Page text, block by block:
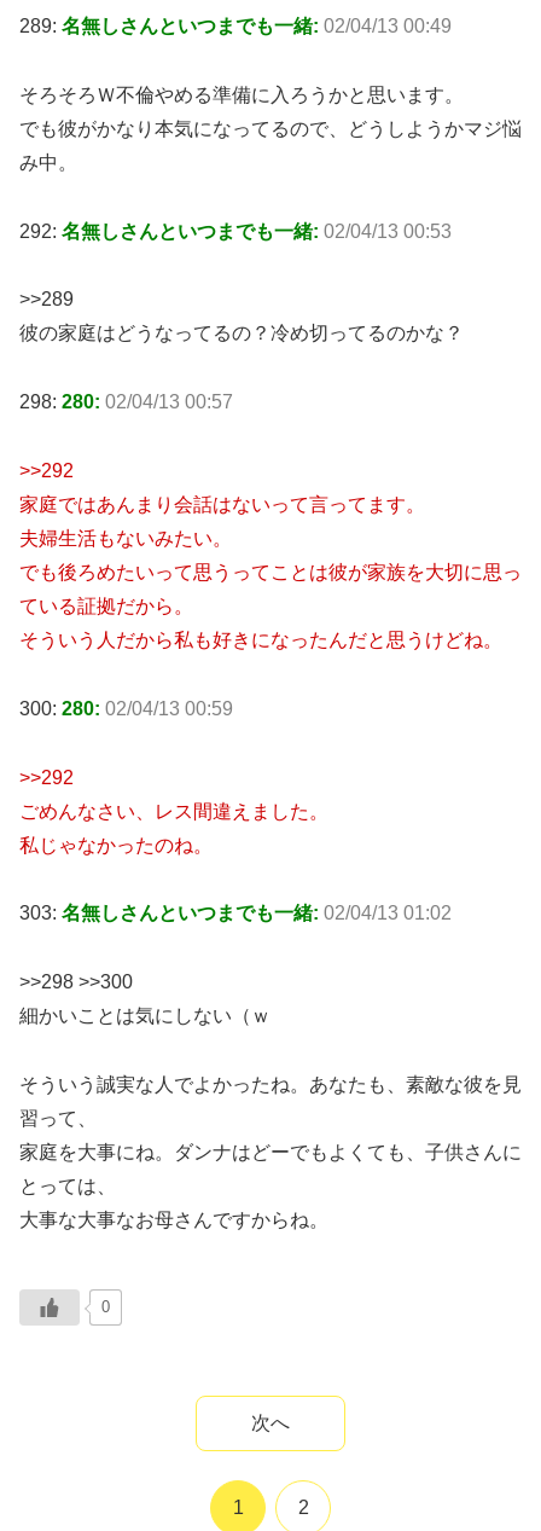
289: 名無しさんといつまでも一緒: 02/04/13 00:49
そろそろＷ不倫やめる準備に入ろうかと思います。
でも彼がかなり本気になってるので、どうしようかマジ悩
み中。
292: 名無しさんといつまでも一緒: 02/04/13 00:53
>>289
彼の家庭はどうなってるの？冷め切ってるのかな？
298: 280: 02/04/13 00:57
>>292
家庭ではあんまり会話はないって言ってます。
夫婦生活もないみたい。
でも後ろめたいって思うってことは彼が家族を大切に思っ
ている証拠だから。
そういう人だから私も好きになったんだと思うけどね。
300: 280: 02/04/13 00:59
>>292
ごめんなさい、レス間違えました。
私じゃなかったのね。
303: 名無しさんといつまでも一緒: 02/04/13 01:02
>>298 >>300
細かいことは気にしない（ｗ
そういう誠実な人でよかったね。あなたも、素敵な彼を見
習って、
家庭を大事にね。ダンナはどーでもよくても、子供さんに
とっては、
大事な大事なお母さんですからね。
0
次へ
1 2